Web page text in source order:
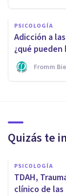
PSICOLOGÍA
Adicción a
¿qué pueden
Fromm
Quizás te
PSICOLOGÍA
TDAH,
clínico de